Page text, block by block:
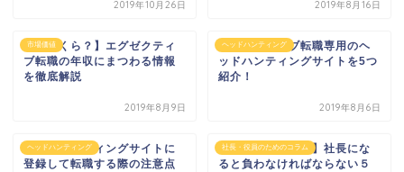
2019年10月26日 2019年8月16日
市場価値
【おいくら？】エグゼクティ
ブ転職の年収にまつわる情報
を徹底解説
2019年8月9日
ヘッドハンティング
エグゼクティブ転職専用のヘ
ッドハンティングサイトを5つ
紹介！
2019年8月6日
ヘッドハンティング
ヘッドハンティングサイトに
登録して転職する際の注意点
社長・役員のためのコラム
【誤解しないで！】社長にな
ると負わなければならない５